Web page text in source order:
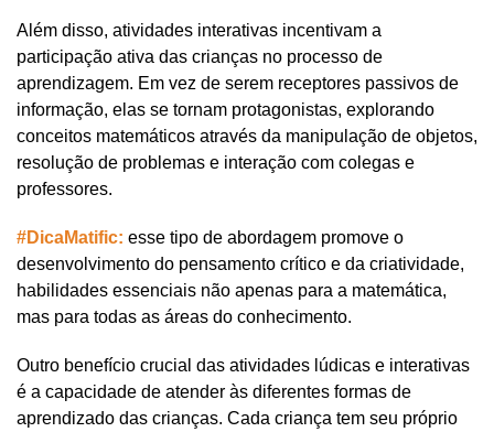
Além disso, atividades interativas incentivam a
participação ativa das crianças no processo de
aprendizagem. Em vez de serem receptores passivos de
informação, elas se tornam protagonistas, explorando
conceitos matemáticos através da manipulação de objetos,
resolução de problemas e interação com colegas e
professores.
#DicaMatific: esse tipo de abordagem promove o
desenvolvimento do pensamento crítico e da criatividade,
habilidades essenciais não apenas para a matemática,
mas para todas as áreas do conhecimento.
Outro benefício crucial das atividades lúdicas e interativas
é a capacidade de atender às diferentes formas de
aprendizado das crianças. Cada criança tem seu próprio